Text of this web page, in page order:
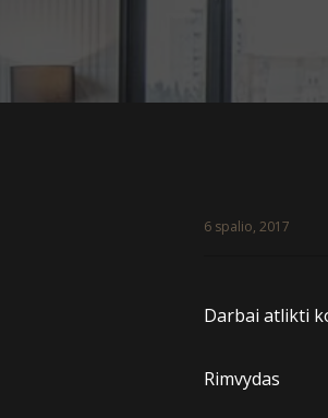
6 spalio, 2017
Darbai atlikti
Rimvydas